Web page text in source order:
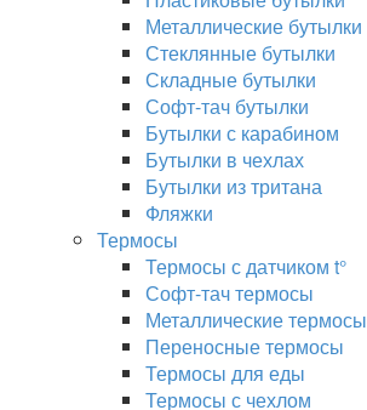
Металлические бутылки
Стеклянные бутылки
Складные бутылки
Софт-тач бутылки
Бутылки с карабином
Бутылки в чехлах
Бутылки из тритана
Фляжки
Термосы
Термосы с датчиком t°
Софт-тач термосы
Металлические термосы
Переносные термосы
Термосы для еды
Термосы с чехлом